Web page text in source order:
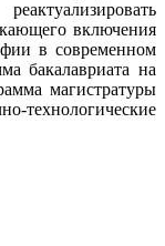
включения
в современном
бакалавриата на
магистратуры